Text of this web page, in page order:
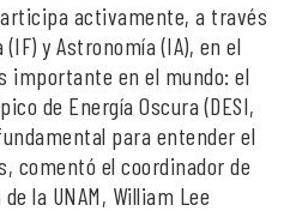
activamente, a través
y Astronomía (IA), en el
importante en el mundo: el
de Energía Oscura (DESI,
para entender el
comentó el coordinador de
la UNAM, William Lee